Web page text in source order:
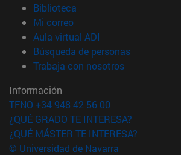
Biblioteca
Mi correo(abre en nueva ventana)
Aula virtual ADI
Búsqueda de personas(abre en
Trabaja con nosotros(abre en
Información
TFNO +34 948 42 56 00
¿QUÉ GRADO TE INTERESA?
¿QUÉ MÁSTER TE INTERESA?
© Universidad de Navarra